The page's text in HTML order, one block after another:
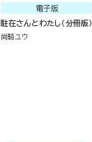
電子版
駐在さんとわたし（分冊版）
尚騎ユウ